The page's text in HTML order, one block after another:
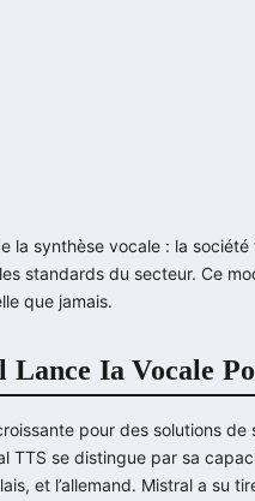
la synthèse vocale : la société
standards du secteur. Ce
que jamais.
Lance Ia Vocale
pour des solutions de
TTS se distingue par sa
et l’allemand. Mistral a su